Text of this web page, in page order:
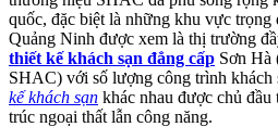
quốc, đặc biệt là những khu vực trọng
Quảng Ninh được xem là thị trường
thiết kế khách sạn đẳng cấp Sơn Hà
SHAC) với số lượng công trình khách
kế khách sạn khác nhau được chủ đầu
trúc ngoại thất lẫn công năng.